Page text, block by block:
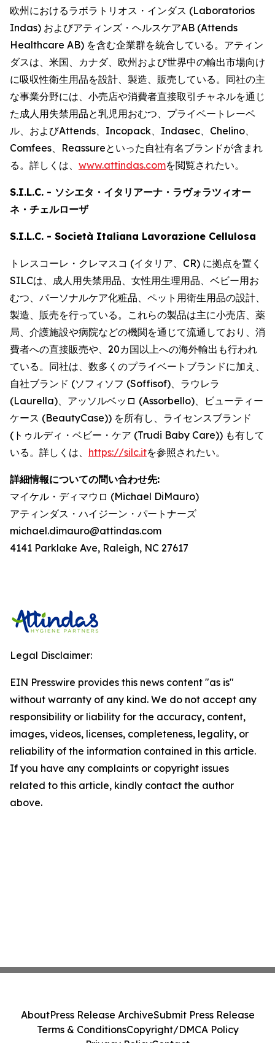
欧州におけるラボラトリオス・インダス (Laboratorios
Indas) およびアティンズ・ヘルスケアAB (Attends
Healthcare AB) を含む企業群を統合している。アティン
ダスは、米国、カナダ、欧州および世界中の輸出市場向け
に吸収性衛生用品を設計、製造、販売している。同社の主
な事業分野には、小売店や消費者直接取引チャネルを通じ
た成人用失禁用品と乳児用おむつ、プライベートレーベ
ル、およびAttends、Incopack、Indasec、Chelino、
Comfees、 Reassureといった自社有名ブランドが含まれ
る。詳しくは、 www.attindas.comを閲覧されたい。
S.I.L.C. - ソシエタ・イタリアーナ・ラヴォラツィオー
ネ・チェルローザ
S.I.L.C. - Società Italiana Lavorazione Cellulosa
トレスコーレ・クレマスコ (イタリア、CR) に拠点を置く
SILCは、成人用失禁用品、女性用生理用品、ベビー用お
むつ、パーソナルケア化粧品、ペット用衛生用品の設計、
製造、販売を行っている。これらの製品は主に小売店、薬
局、介護施設や病院などの機関を通じて流通しており、消
費者への直接販売や、20カ国以上への海外輸出も行われ
ている。同社は、数多くのプライベートブランドに加え、
自社ブランド (ソフィソフ (Soffisof)、ラウレラ
(Laurella)、アッソルベッロ (Assorbello)、ビューティー
ケース (BeautyCase)) を所有し、ライセンスブランド
(トゥルディ・ベビー・ケア (Trudi Baby Care)) も有して
いる。詳しくは、 https://silc.itを参照されたい。
詳細情報についての問い合わせ先:
マイケル・ディマウロ (Michael DiMauro)
アティンダス・ハイジーン・パートナーズ
michael.dimauro@attindas.com
4141 Parklake Ave, Raleigh, NC 27617
Legal Disclaimer:
EIN Presswire provides this news content "as is"
without warranty of any kind. We do not accept any
responsibility or liability for the accuracy, content,
images, videos, licenses, completeness, legality, or
reliability of the information contained in this article.
If you have any complaints or copyright issues
related to this article, kindly contact the author
above.
AboutPress Release ArchiveSubmit Press Release
Terms & ConditionsCopyright/DMCA Policy